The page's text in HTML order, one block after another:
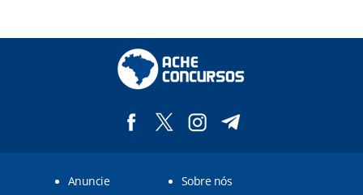
Anuncie Sobre nós